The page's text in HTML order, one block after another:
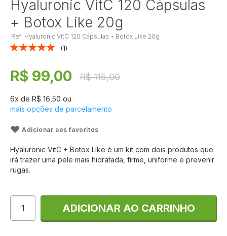
para
o
da
Galeria
imagens
Hyaluronic VitC 120 Cápsulas
+ Botox Like 20g
Ref: Hyaluronic VitC 120 Cápsulas + Botox Like 20g
Classificação:
1
R$ 99,00 R$ 115,00
6x de R$ 16,50 ou
mais opções de parcelamento
Adicionar aos favoritos
Hyaluronic VitC + Botox Like é um kit com dois produtos que
irá trazer uma pele mais hidratada, firme, uniforme e prevenir
rugas.
ADICIONAR AO CARRINHO